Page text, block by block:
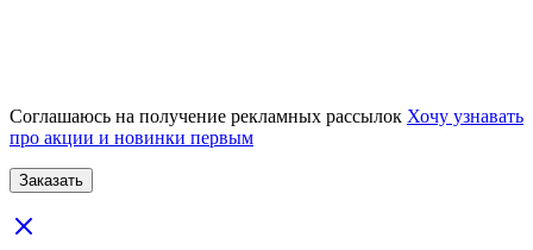
Соглашаюсь на получение рекламных рассылок Хочу узнавать
про акции и новинки первым